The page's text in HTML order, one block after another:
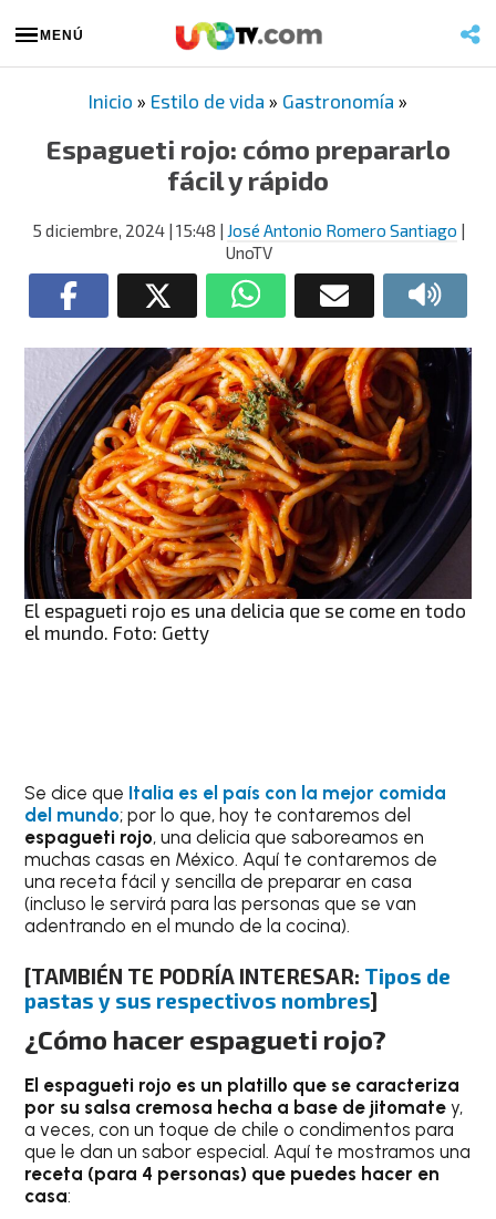
MENÚ
Inicio » Estilo de vida » Gastronomía »
Espagueti rojo: cómo prepararlo
fácil y rápido
5 diciembre, 2024| 15:48 | José Antonio Romero Santiago |
UnoTV
El espagueti rojo es una delicia que se come en todo
el mundo. Foto: Getty
Se dice que Italia es el país con la mejor comida
del mundo; por lo que, hoy te contaremos del
espagueti rojo, una delicia que saboreamos en
muchas casas en México. Aquí te contaremos de
una receta fácil y sencilla de preparar en casa
(incluso le servirá para las personas que se van
adentrando en el mundo de la cocina).
[TAMBIÉN TE PODRÍA INTERESAR: Tipos de
pastas y sus respectivos nombres]
¿Cómo hacer espagueti rojo?
El espagueti rojo es un platillo que se caracteriza
por su salsa cremosa hecha a base de jitomate y,
a veces, con un toque de chile o condimentos para
que le dan un sabor especial. Aquí te mostramos una
receta (para 4 personas) que puedes hacer en
casa: